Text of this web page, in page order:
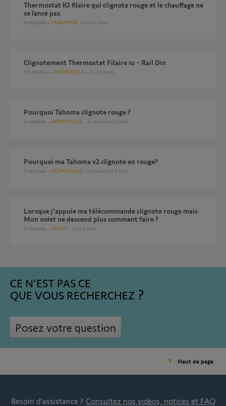
Thermostat IO filaire qui clignote rouge et le chauffage ne
se lance pas.
9 réponses CHAUFFAGE il y a 5 mois
Clignotement Thermostat Filaire io - Rail Din
17 réponses DOMOTIQUE il y a 3 mois
pourquoi Tahoma clignote rouge ?
2 réponses DOMOTIQUE il y a environ 2 mois
Pourquoi ma Tahoma v2 clignote en rouge?
5 réponses DOMOTIQUE il y a environ 2 mois
Lorsque j'appuie ma télécommande clignote rouge mais
Mon volet ne descend plus comment faire ?
4 réponses VOLET il y a 2 mois
CE N'EST PAS CE
QUE VOUS RECHERCHEZ
Posez votre question
Haut de page
Besoin d’assistance ? Consultez nos vidéos, notices et FAQ